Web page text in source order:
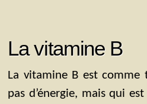
La vitamine B
La vitamine B est comme
pas d’énergie, mais qui